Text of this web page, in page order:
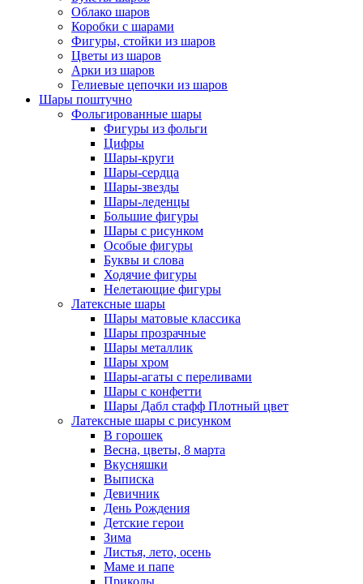
Облако шаров
Коробки с шарами
Фигуры, стойки из шаров
Цветы из шаров
Арки из шаров
Гелиевые цепочки из шаров
Шары поштучно
Фольгированные шары
Фигуры из фольги
Цифры
Шары-круги
Шары-сердца
Шары-звезды
Шары-леденцы
Большие фигуры
Шары с рисунком
Особые фигуры
Буквы и слова
Ходячие фигуры
Нелетающие фигуры
Латексные шары
Шары матовые классика
Шары прозрачные
Шары металлик
Шары хром
Шары-агаты с переливами
Шары с конфетти
Шары Дабл стафф Плотный цвет
Латексные шары с рисунком
В горошек
Весна, цветы, 8 марта
Вкусняшки
Выписка
Девичник
День Рождения
Детские герои
Зима
Листья, лето, осень
Маме и папе
Приколы